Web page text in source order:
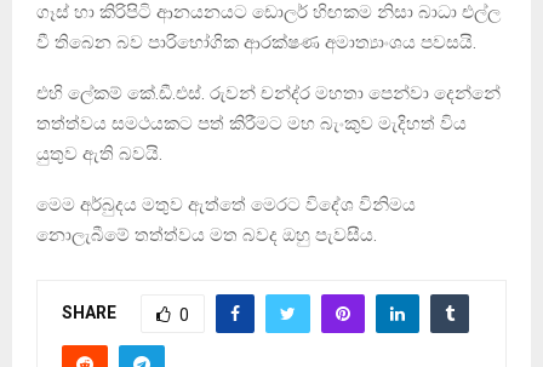
ගෑස් හා කිරිපිටි ආනයනයට ඩොලර් හිඟකම නිසා බාධා එල්ල
වී තිබෙන බව පාරිභෝගික ආරක්ෂණ අමාත්‍යාංශය පවසයි.
එහි ලේකම් කේ.ඩී.එස්. රුවන් චන්ද‍්‍ර මහතා පෙන්වා දෙන්නේ
තත්ත්වය සමථයකට පත් කිරීමට මහ බැංකුව මැදිහත් විය
යුතුව ඇති බවයි.
මෙම අර්බුදය මතුව ඇත්තේ මෙරට විදේශ විනිමය
නොලැබීමේ තත්ත්වය මත බවද ඔහු පැවසීය.
SHARE 0